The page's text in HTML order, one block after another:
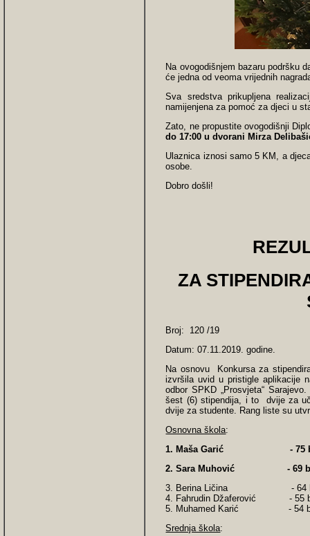
Na ovogodišnjem bazaru podršku
će jedna od veoma vrijednih
Sva sredstva prikuplјena
namijenjena za pomoć za djeci u
Zato, ne propustite ovogodišnji
do 17:00 u dvorani Mirza
Ulaznica iznosi samo 5 KM, a
osobe.
Dobro došli!
ZA
Broj: 120
Datum: 07.11.2019. godine.
Na osnovu Konkursa za
izvršila uvid u pristigle aplikacije
odbor SPKD „Prosvjeta“
šest (6) stipendija, i to dvije za
dvije za studente. Rang liste su
Osnovna škola:
1. Maša Garić - 75
2. Sara Muhović - 69
3. Berina Ličina - 64
4. Fahrudin Džaferović - 55
5. Muhamed Karić - 54
Srednja škola: